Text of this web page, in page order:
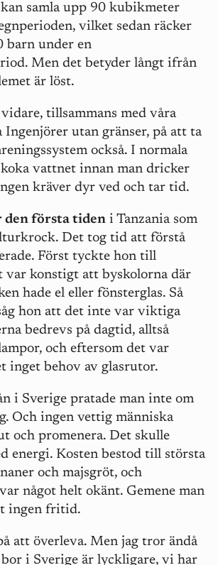
samla upp 90 kubikmeter
vilket sedan räcker
barn under en
Men det betyder långt ifrån
är löst.
tillsammans med våra
Ingenjörer utan gränser, på att ta
också. I normala
vattnet innan man dricker
kräver dyr ved och tar tid.
den första tiden i Tanzania som
Det tog tid att förstå
Först tyckte hon till
var konstigt att byskolorna där
hade el eller fönsterglas. Så
hon att det inte var viktiga
bedrevs på dagtid, alltså
och eftersom det var
inget behov av glasrutor.
i Sverige pratade man inte om
Och ingen vettig människa
och promenera. Det skulle
energi. Kosten bestod till största
och majsgröt, och
något helt okänt. Gemene man
ingen fritid.
att överleva. Men jag tror ändå
i Sverige är lyckligare, vi har